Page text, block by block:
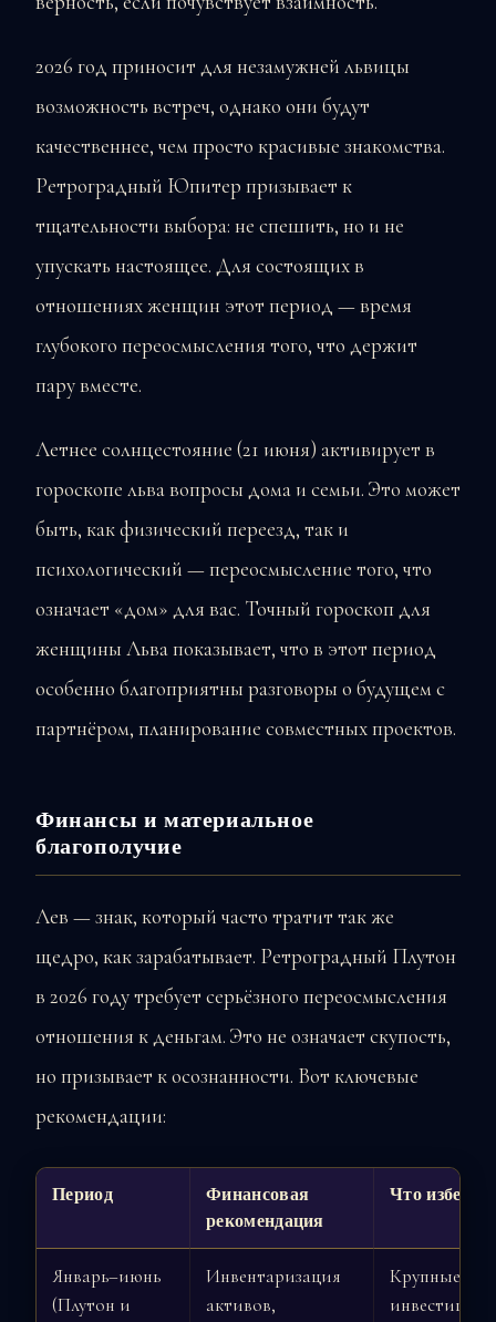
2026 год приносит для незамужней львицы
возможность встреч, однако они будут
качественнее, чем просто красивые знакомства.
Ретроградный Юпитер призывает к
тщательности выбора: не спешить, но и не
упускать настоящее. Для состоящих в
отношениях женщин этот период — время
глубокого переосмысления того, что держит
пару вместе.
Летнее солнцестояние (21 июня) активирует в
гороскопе льва вопросы дома и семьи. Это может
быть, как физический переезд, так и
психологический — переосмысление того, что
означает «дом» для вас. Точный гороскоп для
женщины Льва показывает, что в этот период
особенно благоприятны разговоры о будущем с
партнёром, планирование совместных проектов.
Финансы и материальное
благополучие
Лев — знак, который часто тратит так же
щедро, как зарабатывает. Ретроградный Плутон
в 2026 году требует серьёзного переосмысления
отношения к деньгам. Это не означает скупость,
но призывает к осознанности. Вот ключевые
рекомендации:
Период
Финансовая
рекомендация
Что избегать
Январь–июнь
(Плутон и
Инвентаризация
активов,
Крупные
инвестиции,